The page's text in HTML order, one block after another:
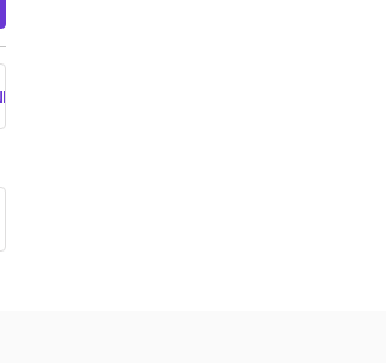
MIT GOOGLE